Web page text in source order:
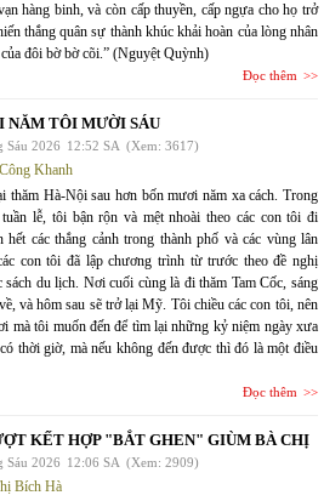
hàng binh, và còn cấp thuyền, cấp ngựa cho họ trở
thắng quân sự thành khúc khải hoàn của lòng nhân
đôi bờ bờ cõi.” (Nguyệt Quỳnh)
Đọc thêm
NĂM TÔI MƯỜI SÁU
Sáu 2026 12:52 SA (Xem: 3617)
Khanh
thăm Hà-Nội sau hơn bốn mươi năm xa cách. Trong
lễ, tôi bận rộn và mệt nhoài theo các con tôi đi
hết các thắng cảnh trong thành phố và các vùng lân
con tôi đã lập chương trình từ trước theo đề nghị
sách du lịch. Nơi cuối cùng là đi thăm Tam Cốc, sáng
và hôm sau sẽ trở lại Mỹ. Tôi chiều các con tôi, nên
mà tôi muốn đến để tìm lại những kỷ niệm ngày xưa
thời giờ, mà nếu không đến được thì đó là một điều
Đọc thêm
KẾT HỢP "BẮT GHEN" GIÙM BÀ CHỊ
Sáu 2026 12:06 SA (Xem: 2909)
Bích Hà